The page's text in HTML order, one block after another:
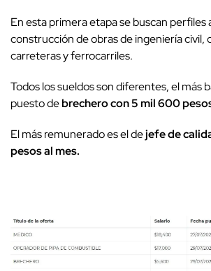
En esta primera etapa se buscan perfiles
construcción de obras de ingeniería civil,
carreteras y ferrocarriles.
Todos los sueldos son diferentes, el más
puesto debrechero con 5 mil 600
El más remunerado es el dejefe de
pesos al mes.